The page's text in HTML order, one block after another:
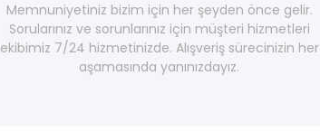
Memnuniyetiniz bizim için her şeyden önce gelir.
Sorularınız ve sorunlarınız için müşteri hizmetleri
ekibimiz 7/24 hizmetinizde. Alışveriş sürecinizin her
aşamasında yanınızdayız.